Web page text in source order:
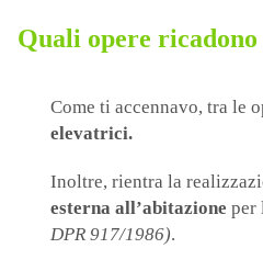
Quali opere
Come ti accennavo, tra le
elevatrici.
Inoltre, rientra la
esterna all’abitazione per
DPR 917/1986).